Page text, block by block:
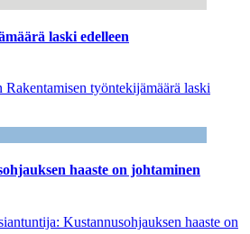
laski edelleen
työntekijämäärä laski
haaste on johtaminen
Kustannusohjauksen haaste on